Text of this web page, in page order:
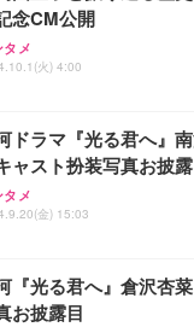
念CM公開
タメ
火) 4:00
ドラマ『光る君へ』
ャスト扮装写真お披
タメ
金) 15:03
『光る君へ』倉沢杏
お披露目